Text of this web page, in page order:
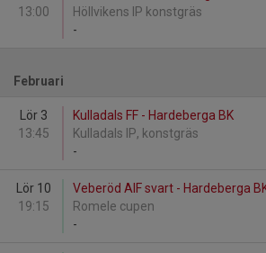
13:00
Höllvikens IP konstgräs
-
Februari
Lör 3
13:45
Kulladals FF - Hardeberga BK
Kulladals IP, konstgräs
-
Lör 10
19:15
Veberöd AIF svart - Hardeberga
Romele cupen
-